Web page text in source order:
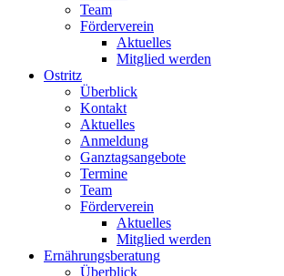
Team
Förderverein
Aktuelles
Mitglied werden
Ostritz
Überblick
Kontakt
Aktuelles
Anmeldung
Ganztagsangebote
Termine
Team
Förderverein
Aktuelles
Mitglied werden
Ernährungsberatung
Überblick